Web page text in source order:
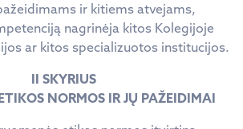
ir kitiems atvejams,
nagrinėja kitos Kolegijoje
ar kitos specializuotos institucijos.
II SKYRIUS
NORMOS IR JŲ PAŽEIDIMAI